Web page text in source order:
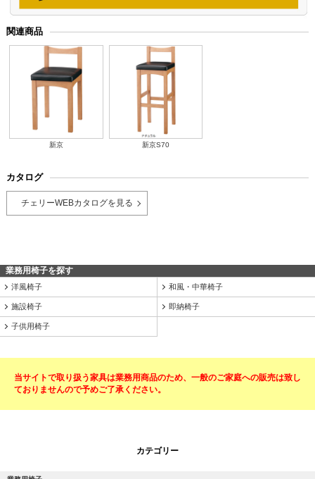
関連商品
新京 新京S70
カタログ
チェリーWEBカタログを見る
業務用椅子を探す
洋風椅子 和風・中華椅子
施設椅子 即納椅子
子供用椅子
当サイトで取り扱う家具は業務用商品のため、一般のご家庭への販売は致し
ておりませんので予めご了承ください。
カテゴリー